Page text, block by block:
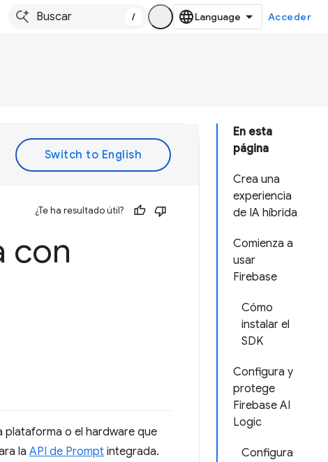
/ Acceder
En esta
página
Crea una
experiencia
de IA híbrida
Comienza a
usar
Firebase
Cómo
instalar el
SDK
Configura y
protege
Firebase AI
Logic
Configura
¿Te ha resultado útil?
con
plataforma o el hardware que
la API de Prompt integrada.